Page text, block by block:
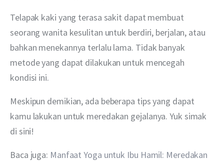
Telapak kaki yang terasa sakit dapat membuat
seorang wanita kesulitan untuk berdiri, berjalan, atau
bahkan menekannya terlalu lama. Tidak banyak
metode yang dapat dilakukan untuk mencegah
kondisi ini.
Meskipun demikian, ada beberapa tips yang dapat
kamu lakukan untuk meredakan gejalanya. Yuk simak
di sini!
Baca juga: Manfaat Yoga untuk Ibu Hamil: Meredakan